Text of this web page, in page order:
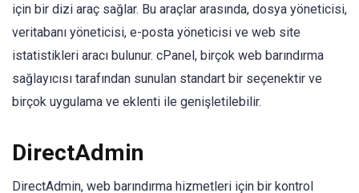
için bir dizi araç sağlar. Bu araçlar arasında, dosya yöneticisi,
veritabanı yöneticisi, e-posta yöneticisi ve web site
istatistikleri aracı bulunur. cPanel, birçok web barındırma
sağlayıcısı tarafından sunulan standart bir seçenektir ve
birçok uygulama ve eklenti ile genişletilebilir.
DirectAdmin
DirectAdmin, web barındırma hizmetleri için bir kontrol